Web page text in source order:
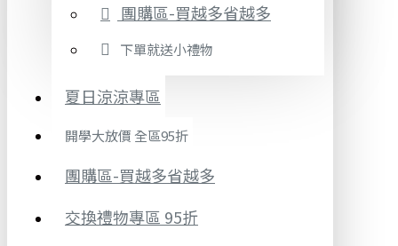
團購區-買越多省越多
下單就送小禮物
夏日涼涼專區
開學大放價 全區95折
團購區-買越多省越多
交換禮物專區 95折